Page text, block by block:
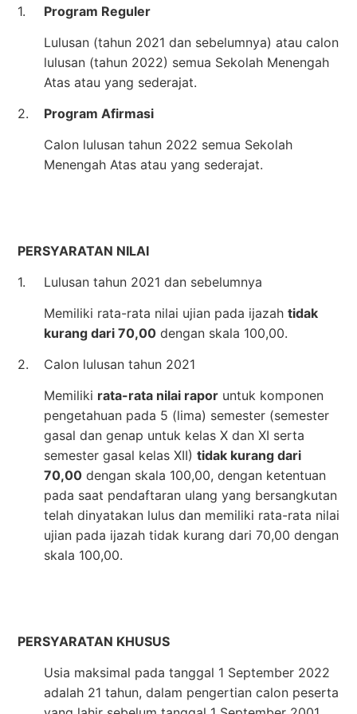
1.
Program Reguler
Lulusan (tahun 2021 dan sebelumnya) atau calon
lulusan (tahun 2022) semua Sekolah Menengah
Atas atau yang sederajat.
2.
Program Afirmasi
Calon lulusan tahun 2022 semua Sekolah
Menengah Atas atau yang sederajat.
PERSYARATAN NILAI
1.
Lulusan tahun 2021 dan sebelumnya
Memiliki rata-rata nilai ujian pada ijazah tidak
kurang dari 70,00 dengan skala 100,00.
2.
Calon lulusan tahun 2021
Memiliki rata-rata nilai rapor untuk komponen
pengetahuan pada 5 (lima) semester (semester
gasal dan genap untuk kelas X dan XI serta
semester gasal kelas XII) tidak kurang dari
70,00 dengan skala 100,00, dengan ketentuan
pada saat pendaftaran ulang yang bersangkutan
telah dinyatakan lulus dan memiliki rata-rata nilai
ujian pada ijazah tidak kurang dari 70,00 dengan
skala 100,00.
PERSYARATAN KHUSUS
Usia maksimal pada tanggal 1 September 2022
adalah 21 tahun, dalam pengertian calon peserta